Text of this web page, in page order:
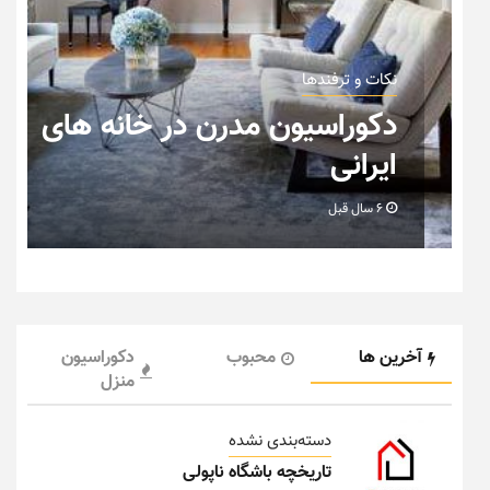
نکات و ترفندها
دکوراسیون مدرن در خانه های
ایرانی
6 سال قبل
آخرین ها محبوب
دکوراسیون
منزل
دسته‌بندی نشده
تاریخچه باشگاه ناپولی